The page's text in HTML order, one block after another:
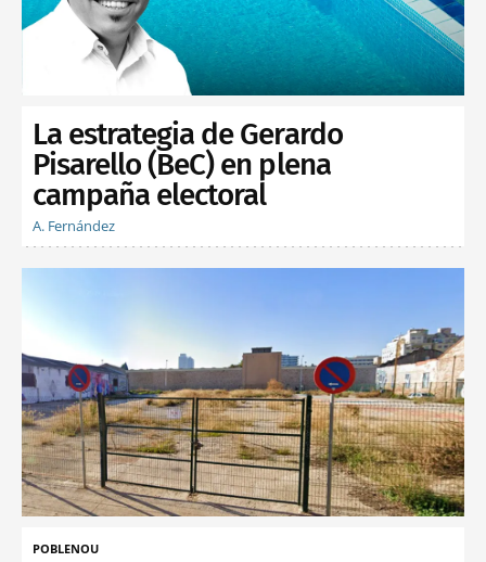
La estrategia de Gerardo
Pisarello (BeC) en plena
campaña electoral
A. Fernández
POBLENOU